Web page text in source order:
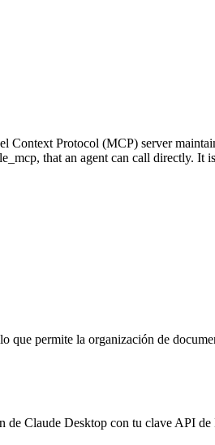
Context Protocol (MCP) server
that an agent can call directly.
permite la organización de
Claude Desktop con tu clave API